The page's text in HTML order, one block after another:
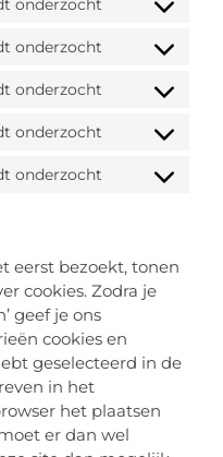
onderzocht
onderzocht
onderzocht
onderzocht
eerst bezoekt, tonen
cookies. Zodra je
geef je ons
cookies en
geselecteerd in de
in het
het plaatsen
er dan wel